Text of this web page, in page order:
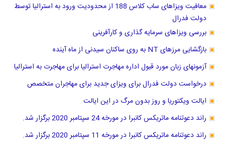
معافیت ویزاهای ساب کلاس 188 از محدودیت ورود به استرالیا توسط
دولت فدرال
بررسی ویزاهای سرمایه گذاری و کارآفرینی
بازگشایی مرزهای NT به روی ساکنان سیدنی از ماه آینده
آزمونهای زبان مورد قبول اداره مهاجرت استرالیا برای مهاجرت به استرالیا
درخواست دولت فدرال برای ویزای جدید برای مهاجران متخصص
ایالت ویکتوریا و روز بدون مرگ در این ایالت
راند دعوتنامه ماتریکس کانبرا در مورخه 24 سپتامبر 2020 برگزار شد.
راند دعوتنامه ماتریکس کانبرا در مورخه 11 سپتامبر 2020 برگزار شد.